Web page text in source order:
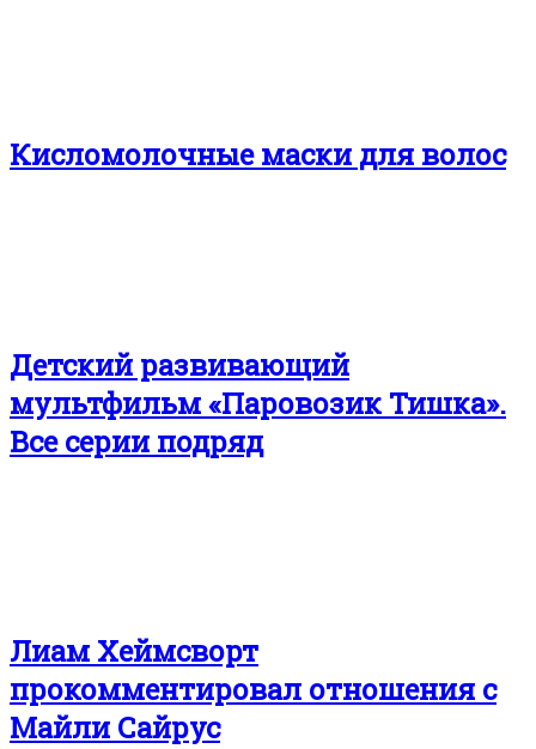
Кисло­молочные маски для волос
Детский развивающий
мультфильм «Паровозик Тишка».
Все серии подряд
Лиам Хеймсворт
прокомментировал отношения с
Майли Сайрус